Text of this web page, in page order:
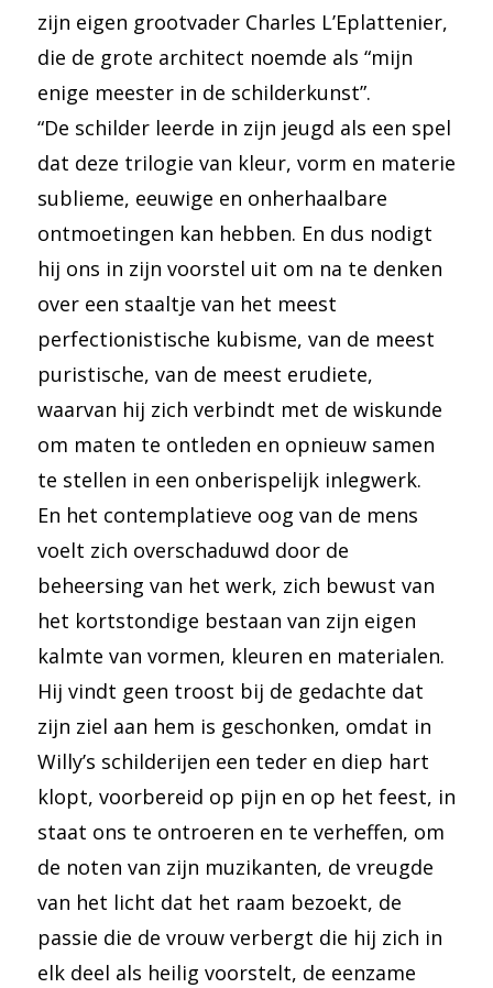
zijn eigen grootvader Charles L’Eplattenier,
die de grote architect noemde als “mijn
enige meester in de schilderkunst”.
“De schilder leerde in zijn jeugd als een spel
dat deze trilogie van kleur, vorm en materie
sublieme, eeuwige en onherhaalbare
ontmoetingen kan hebben. En dus nodigt
hij ons in zijn voorstel uit om na te denken
over een staaltje van het meest
perfectionistische kubisme, van de meest
puristische, van de meest erudiete,
waarvan hij zich verbindt met de wiskunde
om maten te ontleden en opnieuw samen
te stellen in een onberispelijk inlegwerk.
En het contemplatieve oog van de mens
voelt zich overschaduwd door de
beheersing van het werk, zich bewust van
het kortstondige bestaan van zijn eigen
kalmte van vormen, kleuren en materialen.
Hij vindt geen troost bij de gedachte dat
zijn ziel aan hem is geschonken, omdat in
Willy’s schilderijen een teder en diep hart
klopt, voorbereid op pijn en op het feest, in
staat ons te ontroeren en te verheffen, om
de noten van zijn muzikanten, de vreugde
van het licht dat het raam bezoekt, de
passie die de vrouw verbergt die hij zich in
elk deel als heilig voorstelt, de eenzame